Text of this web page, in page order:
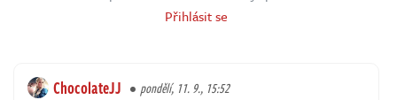
Přihlásit se
ChocolateJJ pondělí, 11. 9., 15:52